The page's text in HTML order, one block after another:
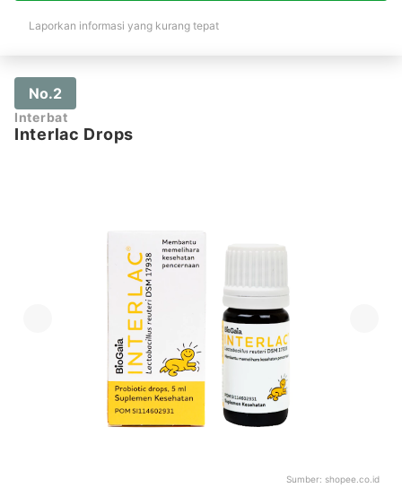
Laporkan informasi yang kurang tepat
No.2
Interbat
Interlac Drops
Sumber: shopee.co.id